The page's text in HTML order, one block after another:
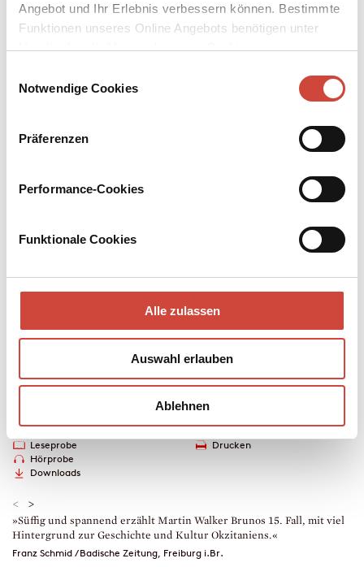
Angebot und Ihr Erlebnis verbessern können. Bestimmte
Funktionen unseres Online Angebots benötigen unter
Umständen die Verwendung von Cookies von
Notwendige Cookies
Präferenzen
Performance-Cookies
Funktionale Cookies
Alle zulassen
Auswahl erlauben
Ablehnen
Troubadour
Der fünfzehnte Fall für Bruno, Chef de police
Bruno steckt mitten in den Vorbereitungen für das alljährliche
auftreten, die mit ihrem neuesten Hit ›A Song for Catalonia‹ gerade
in Spanien für Zündstoff sorgt. Hinweise auf einen geplanten
Hände voll zu tun: Er ist zuständig für das Buffet eines
Tennisturniers, ein Wildschwein wird über offenem Feuer
plötzlich vier junge Tennisasse aus Katalonien so viele Spiele für
Mehr zum Inhalt
€ (D) 9.99 / sFr 13.00* / € (A) 9.99
Leseprobe
Hörprobe
Downloads
Drucken
< >
»Süffig und spannend erzählt Martin Walker Brunos 15. Fall, mit viel
Hintergrund zur Geschichte und Kultur Okzitaniens.«
Franz Schmid / Badische Zeitung, Freiburg i.Br.